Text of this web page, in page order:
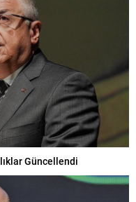
Güncellendi